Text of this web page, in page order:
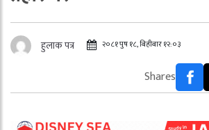
हुलाक पत्र २०८१ पुष १८, बिहीबार १२:०३
Shares